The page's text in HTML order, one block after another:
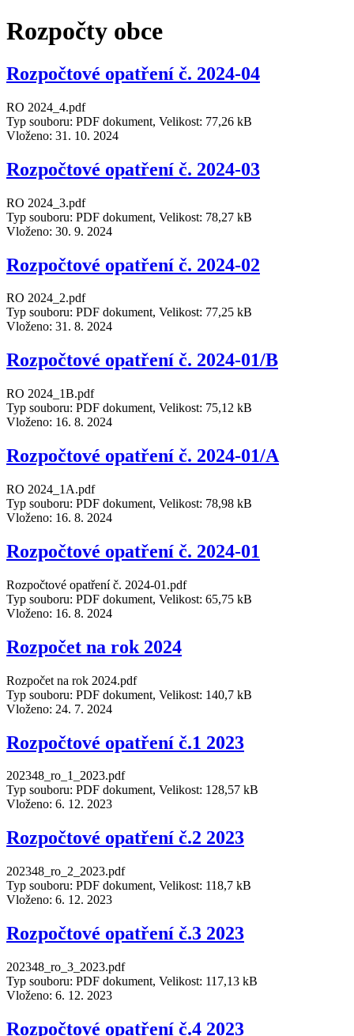
Rozpočty obce
Rozpočtové opatření č. 2024-04
RO 2024_4.pdf
Typ souboru: PDF dokument, Velikost: 77,26 kB
Vloženo: 31. 10. 2024
Rozpočtové opatření č. 2024-03
RO 2024_3.pdf
Typ souboru: PDF dokument, Velikost: 78,27 kB
Vloženo: 30. 9. 2024
Rozpočtové opatření č. 2024-02
RO 2024_2.pdf
Typ souboru: PDF dokument, Velikost: 77,25 kB
Vloženo: 31. 8. 2024
Rozpočtové opatření č. 2024-01/B
RO 2024_1B.pdf
Typ souboru: PDF dokument, Velikost: 75,12 kB
Vloženo: 16. 8. 2024
Rozpočtové opatření č. 2024-01/A
RO 2024_1A.pdf
Typ souboru: PDF dokument, Velikost: 78,98 kB
Vloženo: 16. 8. 2024
Rozpočtové opatření č. 2024-01
Rozpočtové opatření č. 2024-01.pdf
Typ souboru: PDF dokument, Velikost: 65,75 kB
Vloženo: 16. 8. 2024
Rozpočet na rok 2024
Rozpočet na rok 2024.pdf
Typ souboru: PDF dokument, Velikost: 140,7 kB
Vloženo: 24. 7. 2024
Rozpočtové opatření č.1 2023
202348_ro_1_2023.pdf
Typ souboru: PDF dokument, Velikost: 128,57 kB
Vloženo: 6. 12. 2023
Rozpočtové opatření č.2 2023
202348_ro_2_2023.pdf
Typ souboru: PDF dokument, Velikost: 118,7 kB
Vloženo: 6. 12. 2023
Rozpočtové opatření č.3 2023
202348_ro_3_2023.pdf
Typ souboru: PDF dokument, Velikost: 117,13 kB
Vloženo: 6. 12. 2023
Rozpočtové opatření č.4 2023